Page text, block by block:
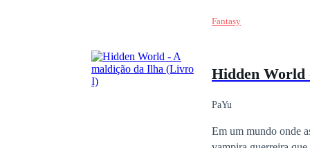
want this life, she
Fantasy
Hidden
PaYu
Em um mundo onde